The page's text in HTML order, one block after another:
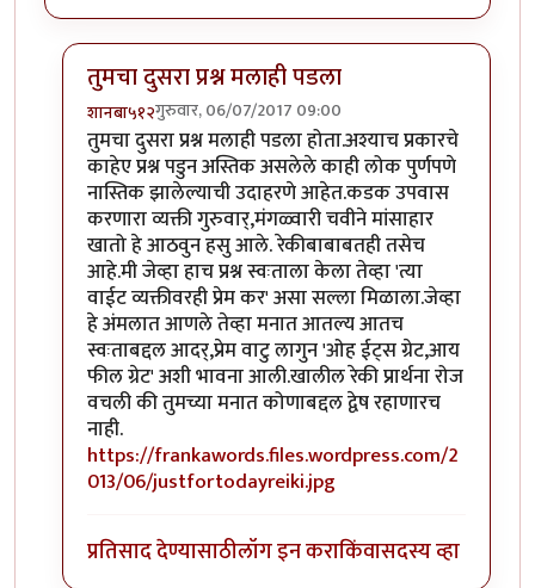
तुमचा दुसरा प्रश्न मलाही पडला
शानबा५१२गुरुवार, 06/07/2017 09:00
In reply toऐकलं आहे हे रेकी प्रकरण. पणbyज्योति अळवणी
तुमचा दुसरा प्रश्न मलाही पडला होता.अश्याच प्रकारचे
काहेए प्रश्न पडुन अस्तिक असलेले काही लोक पुर्णपणे
नास्तिक झालेल्याची उदाहरणे आहेत.कडक उपवास
करणारा व्यक्ती गुरुवार्,मंगळ्वारी चवीने मांसाहार
खातो हे आठवुन हसु आले. रेकीबाबाबतही तसेच
आहे.मी जेव्हा हाच प्रश्न स्वःताला केला तेव्हा 'त्या
वाईट व्यक्तीवरही प्रेम कर' असा सल्ला मिळाला.जेव्हा
हे अंमलात आणले तेव्हा मनात आतल्य आतच
स्वःताबद्दल आदर्,प्रेम वाटु लागुन 'ओह ईट्स ग्रेट,आय
फील ग्रेट' अशी भावना आली.खालील रेकी प्रार्थना रोज
वचली की तुमच्या मनात कोणाबद्दल द्वेष रहाणारच
नाही.
https://frankawords.files.wordpress.com/2
013/06/justfortodayreiki.jpg
प्रतिसाद देण्यासाठीलॉग इन कराकिंवासदस्य व्हा